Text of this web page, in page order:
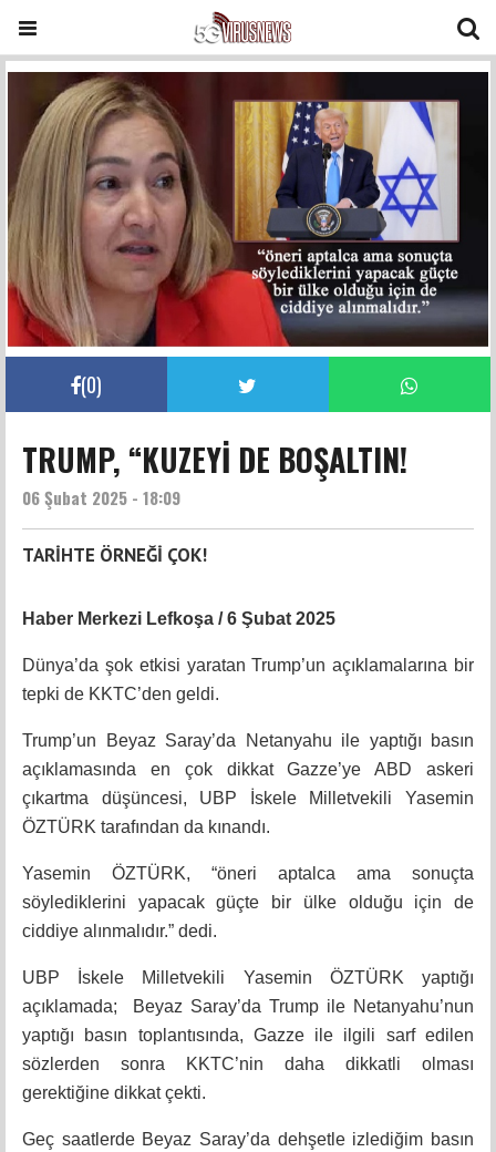
(0)
TRUMP, “KUZEYİ DE BOŞALTIN!
06 Şubat 2025 - 18:09
TARİHTE ÖRNEĞİ ÇOK!
Haber Merkezi Lefkoşa / 6 Şubat 2025
Dünya’da şok etkisi yaratan Trump’un açıklamalarına bir
tepki de KKTC’den geldi.
Trump’un Beyaz Saray’da Netanyahu ile yaptığı basın
açıklamasında en çok dikkat Gazze’ye ABD askeri
çıkartma düşüncesi, UBP İskele Milletvekili Yasemin
ÖZTÜRK tarafından da kınandı.
Yasemin ÖZTÜRK, “öneri aptalca ama sonuçta
söylediklerini yapacak güçte bir ülke olduğu için de
ciddiye alınmalıdır.” dedi.
UBP İskele Milletvekili Yasemin ÖZTÜRK yaptığı
açıklamada; Beyaz Saray’da Trump ile Netanyahu’nun
yaptığı basın toplantısında, Gazze ile ilgili sarf edilen
sözlerden sonra KKTC’nin daha dikkatli olması
gerektiğine dikkat çekti.
Geç saatlerde Beyaz Saray’da dehşetle izlediğim basın